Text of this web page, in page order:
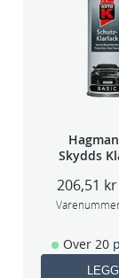
Skydds
206,51 kr
Over 20